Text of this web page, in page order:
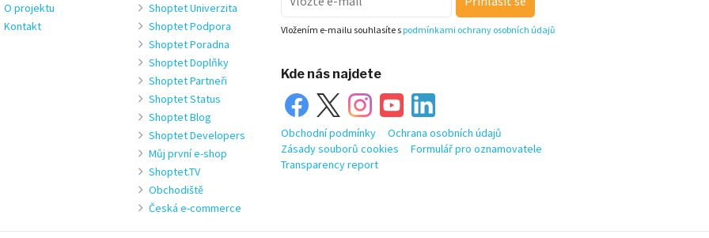
O projektu
Kontakt
Shoptet Univerzita
Shoptet Podpora
Shoptet Poradna
Shoptet Doplňky
Shoptet Partneři
Shoptet Status
Shoptet Blog
Shoptet Developers
Můj první e-shop
Shoptet.TV
Obchodiště
Česká e-commerce
Vložením e-mailu souhlasíte s podmínkami ochrany osobních údajů
Kde nás najdete
Obchodní podmínky
Ochrana osobních údajů
Zásady souborů cookies
Formulář pro oznamovatele
Transparency report